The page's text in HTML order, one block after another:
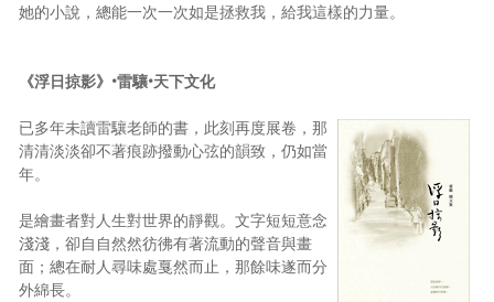
她的小說，總能一次一次如是拯救我，給我這樣的力量。
《浮日掠影》•雷驤•天下文化
已多年未讀雷驤老師的書，此刻再度展卷，那
清清淡淡卻不著痕跡撥動心弦的韻致，仍如當
年。
是繪畫者對人生對世界的靜觀。文字短短意念
淺淺，卻自自然然彷彿有著流動的聲音與畫
面；總在耐人尋味處戛然而止，那餘味遂而分
外綿長。